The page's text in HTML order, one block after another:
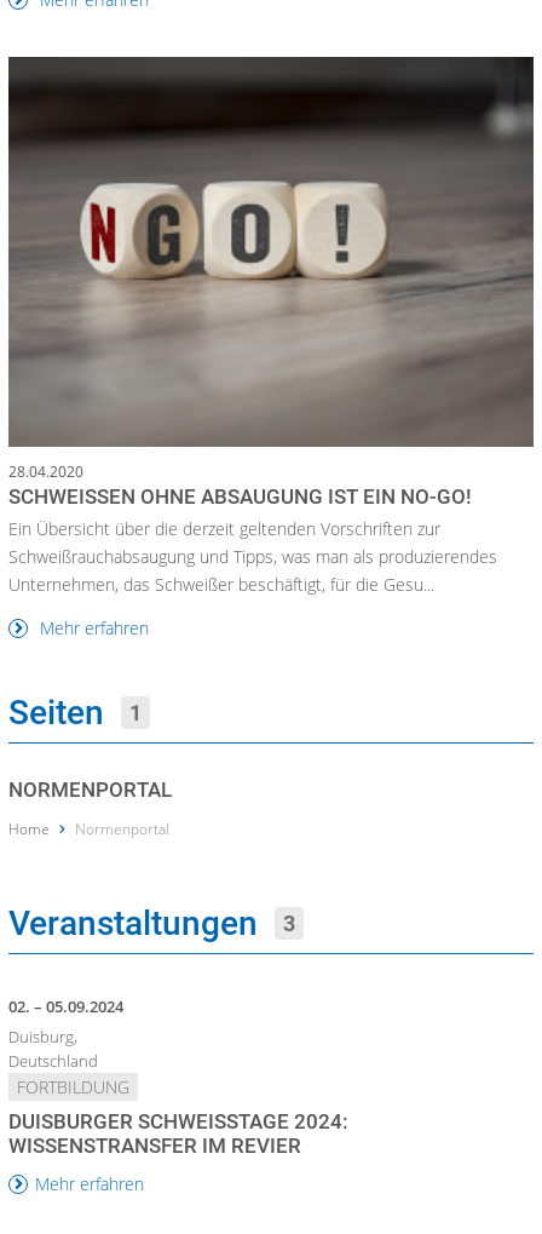
28.04.2020
SCHWEISSEN OHNE ABSAUGUNG IST EIN NO-GO!
Ein Übersicht über die derzeit geltenden Vorschriften zur
Schweißrauchabsaugung und Tipps, was man als produzierendes
Unternehmen, das Schweißer beschäftigt, für die Gesu...
Mehr erfahren
Seiten 1
NORMENPORTAL
Home Normenportal
Veranstaltungen 3
02. – 05.09.2024
Duisburg,
Deutschland
FORTBILDUNG
DUISBURGER SCHWEISSTAGE 2024: W
ISSENSTRANSFER IM REVIER
Mehr erfahren